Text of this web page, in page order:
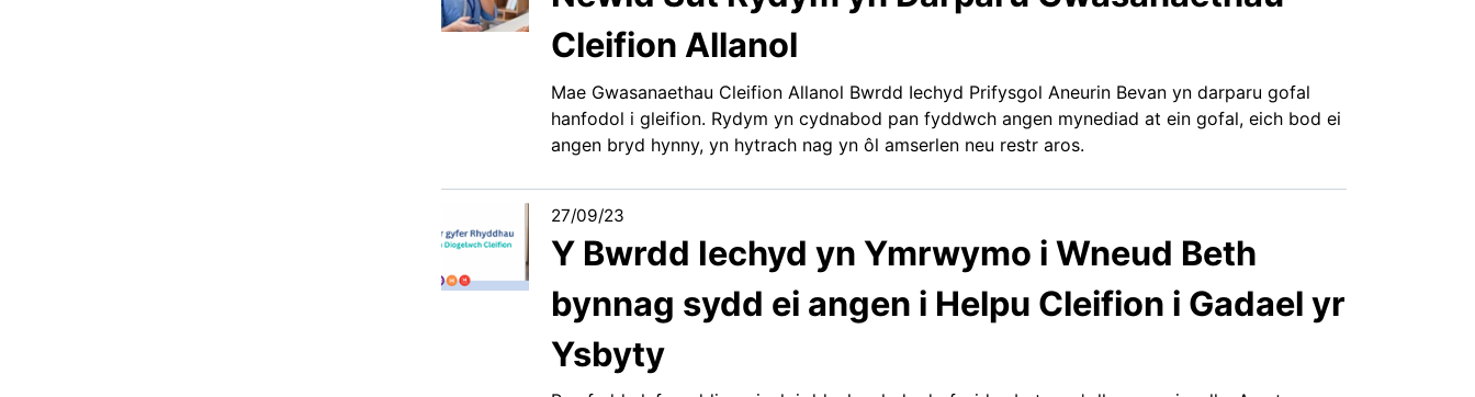
Cleifion Allanol
Mae Gwasanaethau Cleifion Allanol Bwrdd Iechyd Prifysgol Aneurin Bevan yn darparu gofal
hanfodol i gleifion. Rydym yn cydnabod pan fyddwch angen mynediad at ein gofal, eich bod ei
angen bryd hynny, yn hytrach nag yn ôl amserlen neu restr aros.
27/09/23
Y Bwrdd Iechyd yn Ymrwymo i Wneud Beth
bynnag sydd ei angen i Helpu Cleifion i Gadael yr
Ysbyty